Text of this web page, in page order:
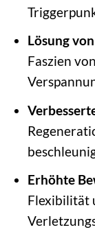
Lösung
Faszien
Erhöhte
Flexibilität